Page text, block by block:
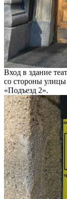
Вход в здание
со стороны улицы
«Подъезд 2».